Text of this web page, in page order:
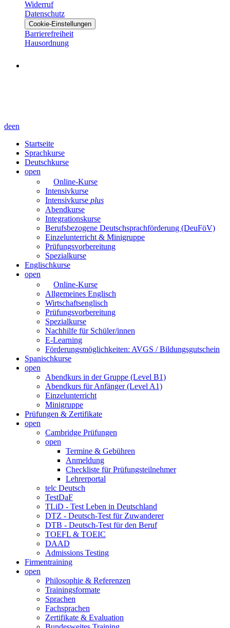
Widerruf
Datenschutz
Cookie-Einstellungen
Barrierefreiheit
Hausordnung
deen
Startseite
Sprachkurse
Deutschkurse
open
Online-Kurse
Intensivkurse
Intensivkurse plus
Abendkurse
Integrationskurse
Berufsbezogene Deutschsprachförderung (DeuFöV)
Einzelunterricht & Minigruppe
Prüfungsvorbereitung
Spezialkurse
Englischkurse
open
Online-Kurse
Allgemeines Englisch
Wirtschaftsenglisch
Prüfungsvorbereitung
Spezialkurse
Nachhilfe für Schüler/innen
E-Learning
Förderungsmöglichkeiten: AVGS / Bildungsgutschein
Spanischkurse
open
Abendkurs in der Gruppe (Level B1)
Abendkurs für Anfänger (Level A1)
Einzelunterricht
Minigruppe
Prüfungen & Zertifikate
open
Cambridge Prüfungen
open
Termine & Gebühren
Anmeldung
Checkliste für Prüfungsteilnehmer
Lehrerportal
telc Deutsch
TestDaF
TLiD - Test Leben in Deutschland
DTZ - Deutsch-Test für Zuwanderer
DTB - Deutsch-Test für den Beruf
TOEFL & TOEIC
DAAD
Admissions Testing
Firmentraining
open
Philosophie & Referenzen
Trainingsformate
Sprachen
Fachsprachen
Zertifikate & Evaluation